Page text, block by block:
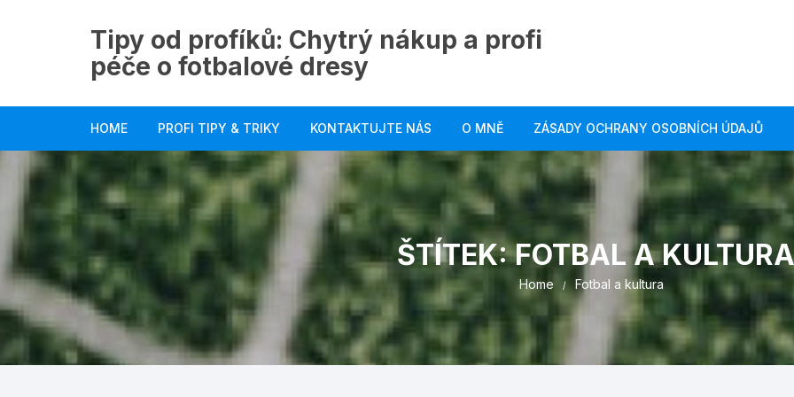
Tipy od profíků: Chytrý nákup a profi
péče o fotbalové dresy
HOME PROFI TIPY & TRIKY KONTAKTUJTE NÁS O MNĚ ZÁSADY OCHRANY OSOBNÍCH ÚDAJŮ
ŠTÍTEK:FOTBAL A KULTURA
Home Fotbal a kultura